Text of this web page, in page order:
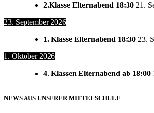
2.Klasse Elternabend 18:30 21.
23. September 2026
1. Klasse Elternabend 18:30 23.
1. Oktober 2026
4. Klassen Elternabend ab 18:00
NEWS AUS UNSERER MITTELSCHULE